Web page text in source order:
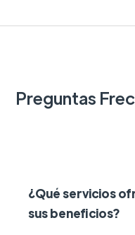
Preguntas
¿Qué servicios
sus beneficios?